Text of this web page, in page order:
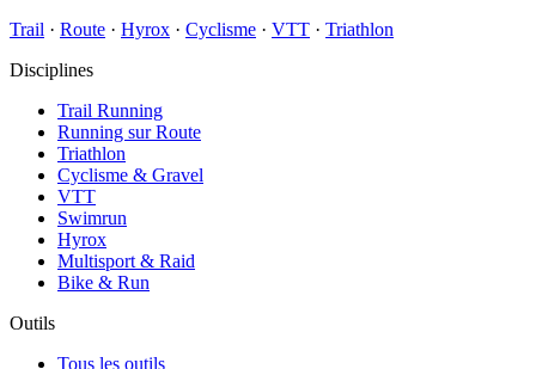
Trail · Route · Hyrox · Cyclisme · VTT · Triathlon
Disciplines
Trail Running
Running sur Route
Triathlon
Cyclisme & Gravel
VTT
Swimrun
Hyrox
Multisport & Raid
Bike & Run
Outils
Tous les outils